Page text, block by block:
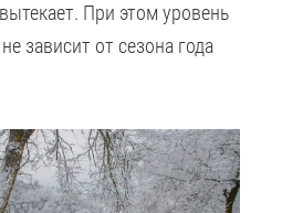
При этом уровень
зависит от сезона года